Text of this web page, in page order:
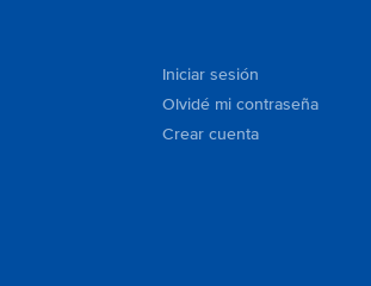
Iniciar sesión
Olvidé mi contraseña
Crear cuenta